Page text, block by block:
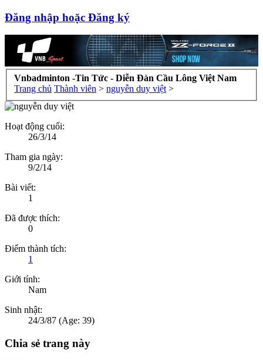
Đăng nhập hoặc Đăng ký
Vnbadminton -Tin Tức - Diễn Đàn Cầu Lông Việt Nam
Trang chủ Thành viên > nguyễn duy việt >
Hoạt động cuối:
26/3/14
Tham gia ngày:
9/2/14
Bài viết:
1
Đã được thích:
0
Điểm thành tích:
1
Giới tính:
Nam
Sinh nhật:
24/3/87 (Age: 39)
Chia sẻ trang này